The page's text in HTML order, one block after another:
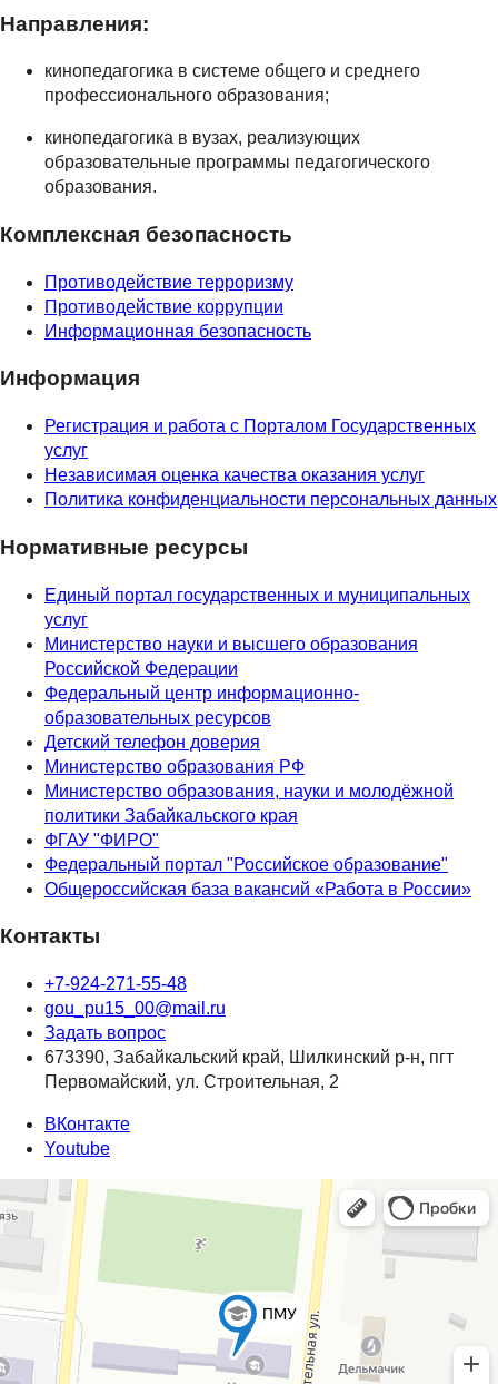
Направления:
кинопедагогика в системе общего и среднего
профессионального образования;
кинопедагогика в вузах, реализующих
образовательные программы педагогического
образования.
Комплексная безопасность
Противодействие терроризму
Противодействие коррупции
Информационная безопасность
Информация
Регистрация и работа с Порталом Государственных
услуг
Независимая оценка качества оказания услуг
Политика конфиденциальности персональных данных
Нормативные ресурсы
Единый портал государственных и муниципальных
услуг
Министерство науки и высшего образования
Российской Федерации
Федеральный центр информационно-
образовательных ресурсов
Детский телефон доверия
Министерство образования РФ
Министерство образования, науки и молодёжной
политики Забайкальского края
ФГАУ "ФИРО"
Федеральный портал "Российское образование"
Общероссийская база вакансий «Работа в России»
Контакты
+7-924-271-55-48
gou_pu15_00@mail.ru
Задать вопрос
673390, Забайкальский край, Шилкинский р-н, пгт
Первомайский, ул. Строительная, 2
ВКонтакте
Youtube